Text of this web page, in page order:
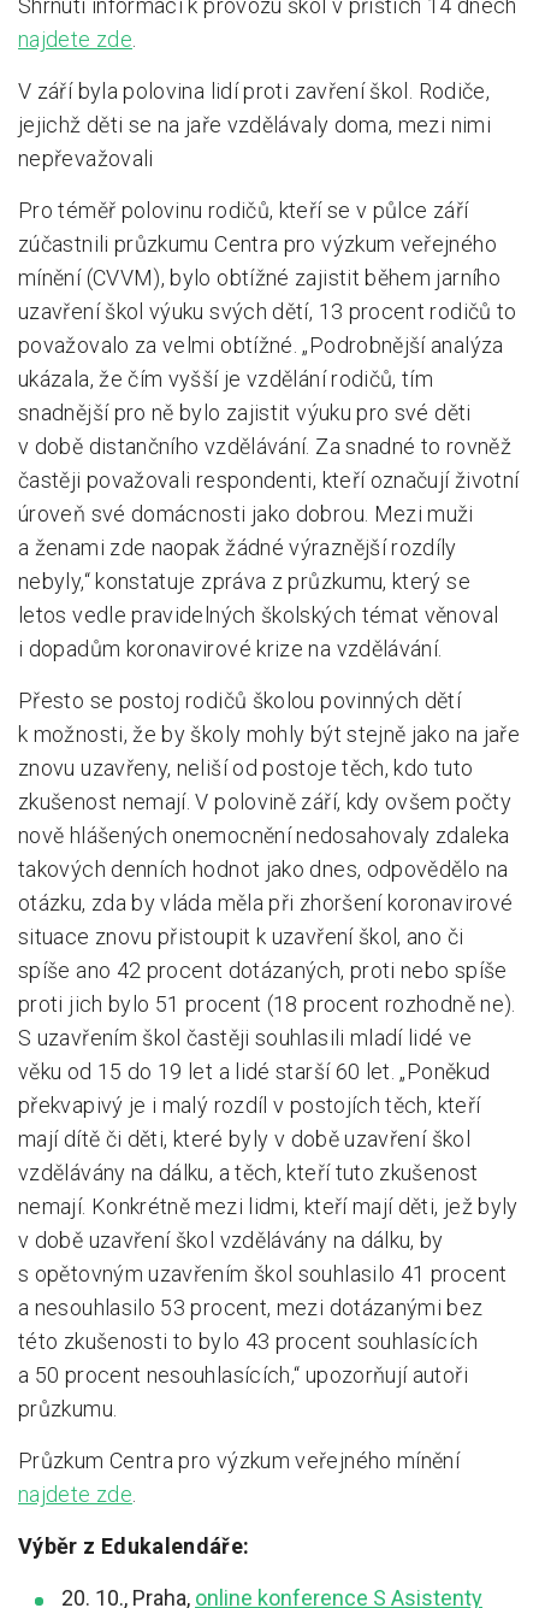
Shrnutí informací k provozu škol v příštích 14 dnech
najdete zde.
V září byla polovina lidí proti zavření škol. Rodiče,
jejichž děti se na jaře vzdělávaly doma, mezi nimi
nepřevažovali
Pro téměř polovinu rodičů, kteří se v půlce září
zúčastnili průzkumu Centra pro výzkum veřejného
mínění (CVVM), bylo obtížné zajistit během jarního
uzavření škol výuku svých dětí, 13 procent rodičů to
považovalo za velmi obtížné. „Podrobnější analýza
ukázala, že čím vyšší je vzdělání rodičů, tím
snadnější pro ně bylo zajistit výuku pro své děti
v době distančního vzdělávání. Za snadné to rovněž
častěji považovali respondenti, kteří označují životní
úroveň své domácnosti jako dobrou. Mezi muži
a ženami zde naopak žádné výraznější rozdíly
nebyly,“ konstatuje zpráva z průzkumu, který se
letos vedle pravidelných školských témat věnoval
i dopadům koronavirové krize na vzdělávání.
Přesto se postoj rodičů školou povinných dětí
k možnosti, že by školy mohly být stejně jako na jaře
znovu uzavřeny, neliší od postoje těch, kdo tuto
zkušenost nemají. V polovině září, kdy ovšem počty
nově hlášených onemocnění nedosahovaly zdaleka
takových denních hodnot jako dnes, odpovědělo na
otázku, zda by vláda měla při zhoršení koronavirové
situace znovu přistoupit k uzavření škol, ano či
spíše ano 42 procent dotázaných, proti nebo spíše
proti jich bylo 51 procent (18 procent rozhodně ne).
S uzavřením škol častěji souhlasili mladí lidé ve
věku od 15 do 19 let a lidé starší 60 let. „Poněkud
překvapivý je i malý rozdíl v postojích těch, kteří
mají dítě či děti, které byly v době uzavření škol
vzdělávány na dálku, a těch, kteří tuto zkušenost
nemají. Konkrétně mezi lidmi, kteří mají děti, jež byly
v době uzavření škol vzdělávány na dálku, by
s opětovným uzavřením škol souhlasilo 41 procent
a nesouhlasilo 53 procent, mezi dotázanými bez
této zkušenosti to bylo 43 procent souhlasících
a 50 procent nesouhlasících,“ upozorňují autoři
průzkumu.
Průzkum Centra pro výzkum veřejného mínění
najdete zde.
Výběr z Edukalendáře:
20. 10., Praha, online konference S Asistenty